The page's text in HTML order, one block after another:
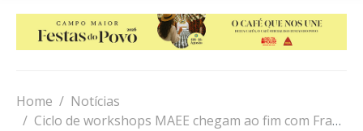
Home
Notícias
Ciclo de workshops MAEE chegam ao fim com Francisco Matela